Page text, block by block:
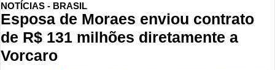
NOTÍCIAS - BRASIL
Esposa de Moraes enviou contrato
de R$ 131 milhões diretamente a
Vorcaro